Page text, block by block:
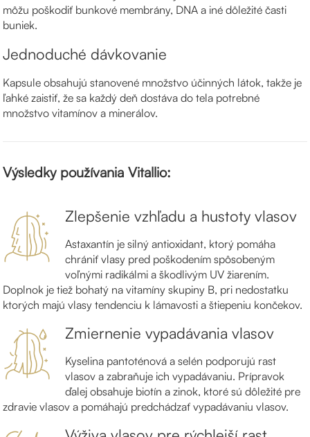
môžu poškodiť bunkové membrány, DNA a iné dôležité časti
buniek.
Jednoduché dávkovanie
Kapsule obsahujú stanovené množstvo účinných látok, takže je
ľahké zaistiť, že sa každý deň dostáva do tela potrebné
množstvo vitamínov a minerálov.
Výsledky používania Vitallio:
Zlepšenie vzhľadu a hustoty vlasov
Astaxantín je silný antioxidant, ktorý pomáha
chrániť vlasy pred poškodením spôsobeným
voľnými radikálmi a škodlivým UV žiarením.
Doplnok je tiež bohatý na vitamíny skupiny B, pri nedostatku
ktorých majú vlasy tendenciu k lámavosti a štiepeniu končekov.
Zmiernenie vypadávania vlasov
Kyselina pantoténová a selén podporujú rast
vlasov a zabraňuje ich vypadávaniu. Prípravok
ďalej obsahuje biotín a zinok, ktoré sú dôležité pre
zdravie vlasov a pomáhajú predchádzať vypadávaniu vlasov.